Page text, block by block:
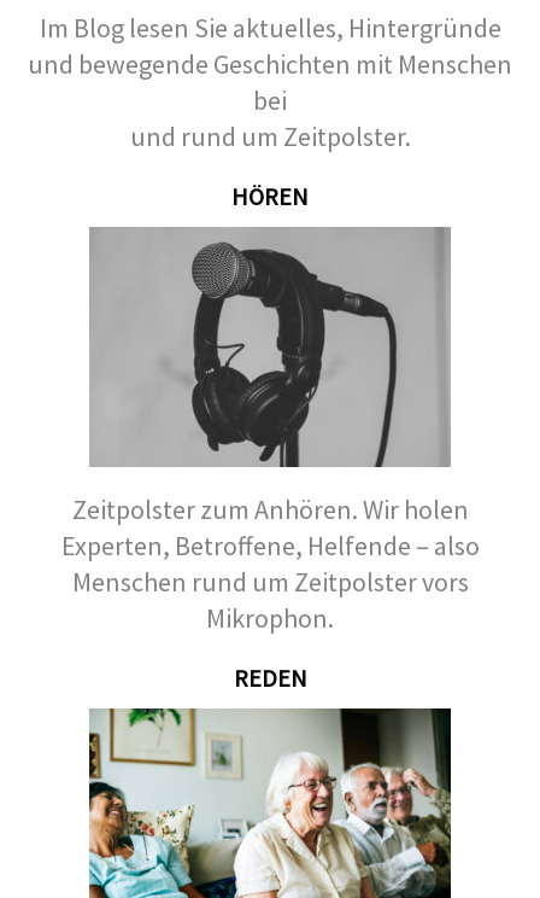
Im Blog lesen Sie aktuelles, Hintergründe
und bewegende Geschichten mit Menschen
bei
und rund um Zeitpolster.
HÖREN
Zeitpolster zum Anhören. Wir holen
Experten, Betroffene, Helfende – also
Menschen rund um Zeitpolster vors
Mikrophon.
REDEN